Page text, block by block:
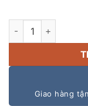
Tạo vang Jarguar
Giao hàng